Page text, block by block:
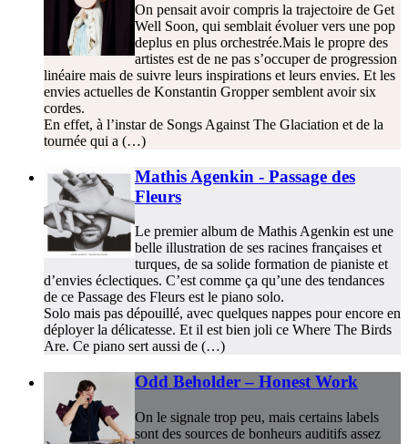
On pensait avoir compris la trajectoire de Get
Well Soon, qui semblait évoluer vers une pop
deplus en plus orchestrée.Mais le propre des
artistes est de ne pas s’occuper de progression
linéaire mais de suivre leurs inspirations et leurs envies. Et les
envies actuelles de Konstantin Gropper semblent avoir six
cordes.
En effet, à l’instar de Songs Against The Glaciation et de la
tournée qui a (…)
Mathis Agenkin - Passage des
Fleurs
Le premier album de Mathis Agenkin est une
belle illustration de ses racines françaises et
turques, de sa solide formation de pianiste et
d’envies éclectiques. C’est comme ça qu’une des tendances
de ce Passage des Fleurs est le piano solo.
Solo mais pas dépouillé, avec quelques nappes pour encore en
déployer la délicatesse. Et il est bien joli ce Where The Birds
Are. Ce piano sert aussi de (…)
Odd Beholder – Honest Work
On le signale trop peu, mais certains labels
sont des sources de bonheurs auditifs assez